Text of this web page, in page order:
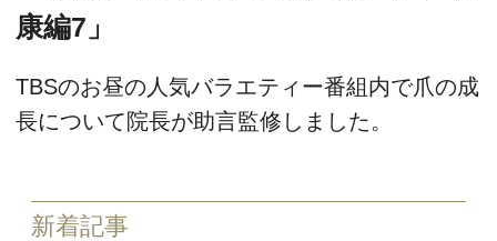
康編7」
TBSのお昼の人気バラエティー番組内で爪の成
長について院長が助言監修しました。
新着記事